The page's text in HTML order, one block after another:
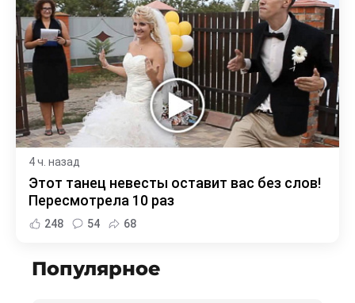
4 ч. назад
Этот танец невесты оставит вас без слов!
Пересмотрела 10 раз
248 54 68
Популярное